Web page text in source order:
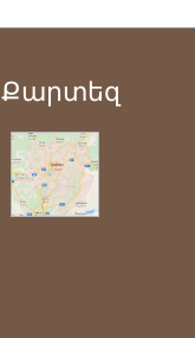
Քարտեզ